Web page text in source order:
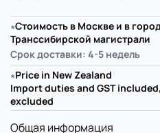
∗Стоимость в Москве и в
Транссибирской магистрали
Срок доставки: 4-5 недель
∗Price in New Zealand
Import duties and GST
excluded
Общая информация